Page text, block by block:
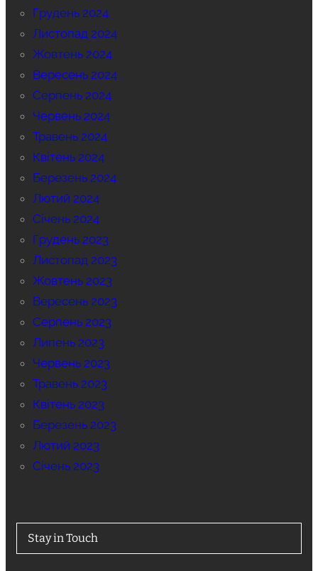
Грудень 2024
Листопад 2024
Жовтень 2024
Вересень 2024
Серпень 2024
Червень 2024
Травень 2024
Квітень 2024
Березень 2024
Лютий 2024
Січень 2024
Грудень 2023
Листопад 2023
Жовтень 2023
Вересень 2023
Серпень 2023
Липень 2023
Червень 2023
Травень 2023
Квітень 2023
Березень 2023
Лютий 2023
Січень 2023
Stay in Touch